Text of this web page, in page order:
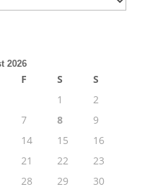
2026
F S
S
1
2
7 8
9
14 15
16
21 22
23
28 29
30